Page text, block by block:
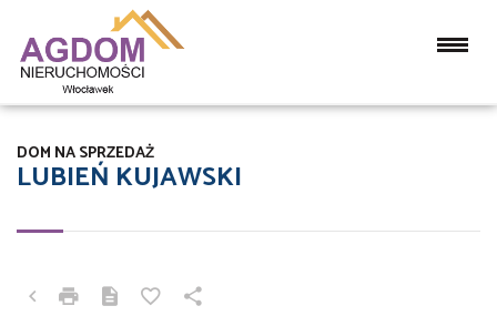
LUBIEŃ KUJAWSKI
DOM NA SPRZEDAŻ